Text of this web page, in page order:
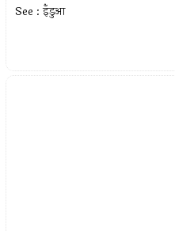
See : इँडुआ